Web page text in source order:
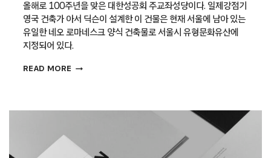
올해로 100주년을 맞은 대한성공회 주교좌성당이다. 일제강점기
영국 건축가 아서 딕슨이 설계한 이 건물은 현재 서울에 남아 있는
유일한 네오 로마네스크 양식 건축물로 서울시 유형문화유산에
지정되어 있다.
READ MORE 대한성공회
기념